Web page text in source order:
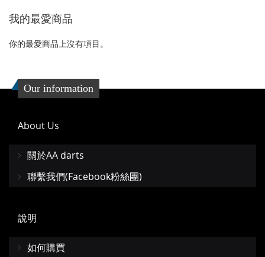
收
藏
較
我的最愛商品
你的最愛商品上沒有項目。
Our information
About Us
關於AA darts
聯繫我們(Facebook粉絲團)
說明
如何購買